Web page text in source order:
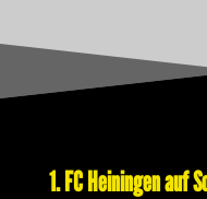
1. FC Heiningen auf